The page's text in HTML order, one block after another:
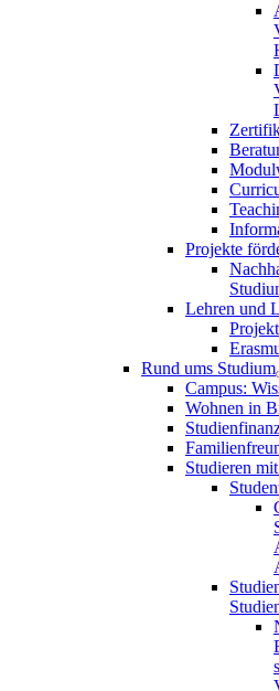
Projekte
Lehren und
Rund ums Studium
Campus:
Wohnen in
Studieren